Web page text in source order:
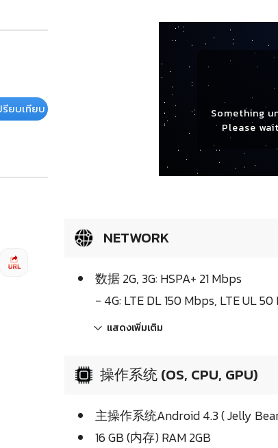
รียบเทียบ
Something
Please
NETWORK
数据 2G, 3G: HSPA+ 21 Mbps
- 4G: LTE DL 150 Mbps, LTE UL
แสดงเพิ่มเติม
操作系统 (OS, CPU, GPU)
主操作系统Android 4.3 ( Jelly
16 GB (内存) RAM 2GB